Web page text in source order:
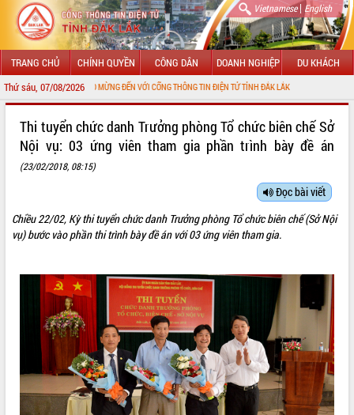
Vietnamese| English
TRANG CHỦ CHÍNH QUYỀN CÔNG DÂN DOANH NGHIỆP DU KHÁCH
Thứ sáu, 07/08/2026
CHÀO MỪNG ĐẾN VỚI CỔNG THÔNG TIN ĐIỆN TỬ TỈNH ĐẮK LẮK
LÃNH ĐẠO UBND TỈNH
SỞ, BAN, NGÀNH
THÔNG TIN CHỈ ĐẠO ĐIỀU HÀNH
HỆ THỐNG VĂN BẢN
VĂN BẢN HĐND TỈNH
ĐIỂM TIN VĂN BẢN
QUY HOẠCH - KẾ HOẠCH
Thi tuyển chức danh Trưởng phòng Tổ chức biên chế Sở
Nội vụ: 03 ứng viên tham gia phần trình bày đề án
(23/02/2018, 08:15)
Đọc bài viết
Chiều 22/02, Kỳ thi tuyển chức danh Trưởng phòng Tổ chức biên chế (Sở Nội
vụ) bước vào phần thi trình bày đề án với 03 ứng viên tham gia.